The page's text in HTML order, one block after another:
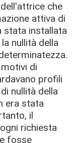
che
attiva di
stata installata
nullità della
di
profili
nullità della
era stata
il
richiesta
fosse